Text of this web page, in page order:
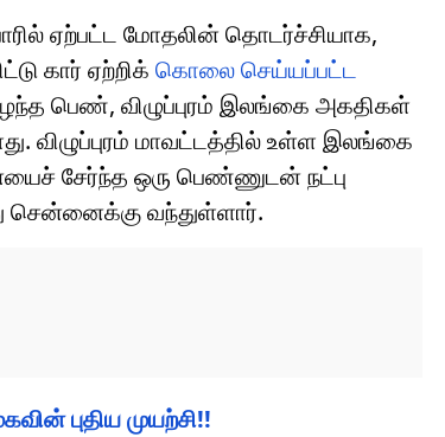
ஏற்பட்ட மோதலின் தொடர்ச்சியாக,
கார் ஏற்றிக் கொலை செய்யப்பட்ட
பெண், விழுப்புரம் இலங்கை அகதிகள்
விழுப்புரம் மாவட்டத்தில் உள்ள இலங்கை
சேர்ந்த ஒரு பெண்ணுடன் நட்பு
சென்னைக்கு வந்துள்ளார்.
புதிய முயற்சி!!